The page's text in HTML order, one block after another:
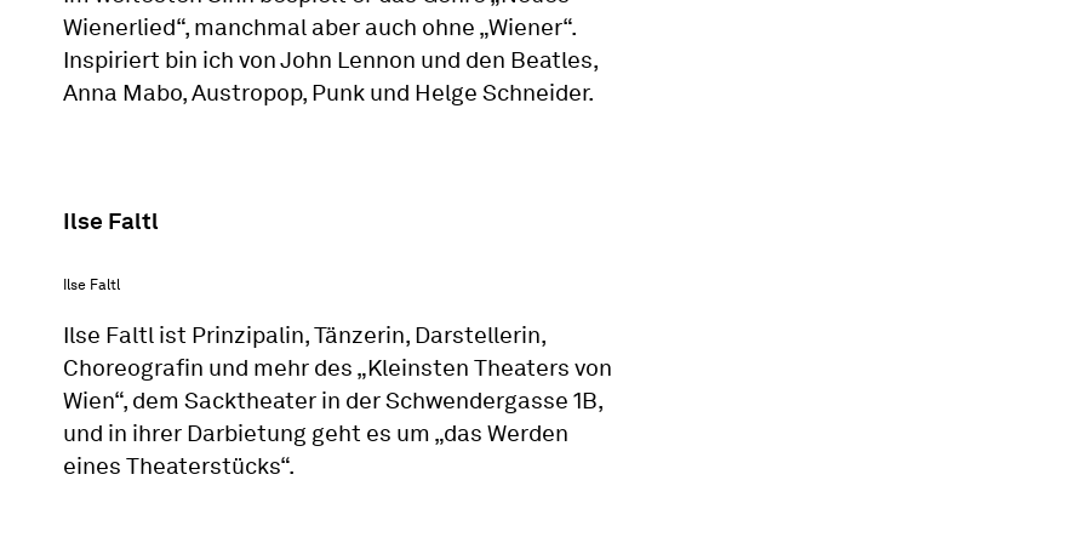
Wienerlied“, manchmal aber auch ohne „Wiener“.
Inspiriert bin ich von John Lennon und den Beatles,
Anna Mabo, Austropop, Punk und Helge Schneider.
Ilse Faltl
Ilse Faltl
Ilse Faltl ist Prinzipalin, Tänzerin, Darstellerin,
Choreografin und mehr des „Kleinsten Theaters von
Wien“, dem Sacktheater in der Schwendergasse 1B,
und in ihrer Darbietung geht es um „das Werden
eines Theaterstücks“.